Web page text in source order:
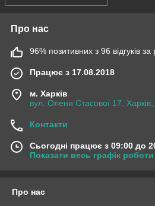
Про нас
96% позитивних з 96 відгуків за
Працює з 17.08.2018
м. Харків
вул. Олени Стасової 17, Харків,
Контакти
Сьогодні працює з 09:00 до
Показати весь графік роботи
Про нас